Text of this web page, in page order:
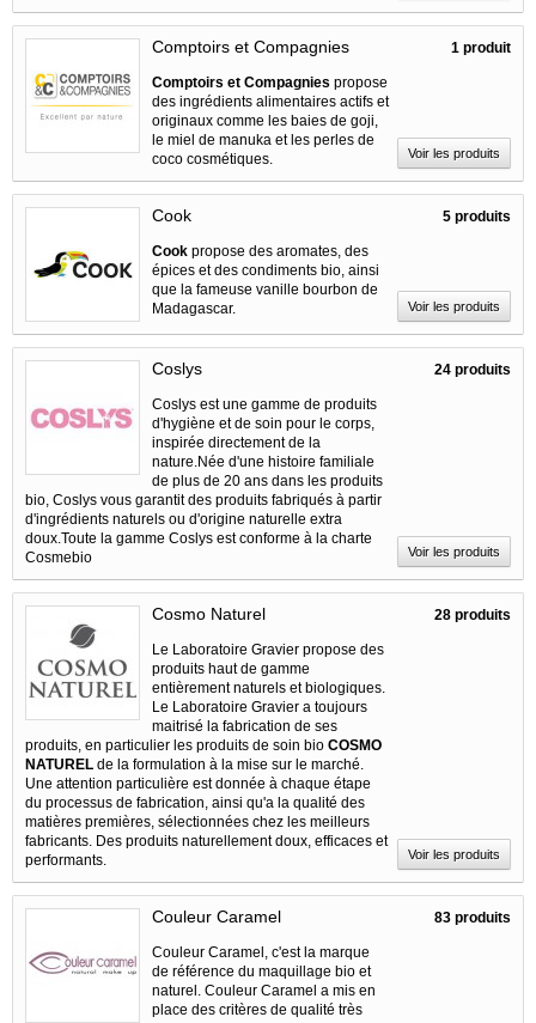
Comptoirs et Compagnies
Comptoirs et Compagnies propose
des ingrédients alimentaires actifs et
originaux comme les baies de goji,
le miel de manuka et les perles de
coco cosmétiques.
1 produit
Voir les produits
Cook
Cook propose des aromates, des
épices et des condiments bio, ainsi
que la fameuse vanille bourbon de
Madagascar.
5 produits
Voir les produits
Coslys
Coslys est une gamme de produits
d'hygiène et de soin pour le corps,
inspirée directement de la
nature.Née d'une histoire familiale
de plus de 20 ans dans les produits
bio, Coslys vous garantit des produits fabriqués à partir
d'ingrédients naturels ou d'origine naturelle extra
doux.Toute la gamme Coslys est conforme à la charte
Cosmebio
24 produits
Voir les produits
Cosmo Naturel
Le Laboratoire Gravier propose des
produits haut de gamme
entièrement naturels et biologiques.
Le Laboratoire Gravier a toujours
maitrisé la fabrication de ses
produits, en particulier les produits de soin bio COSMO
NATUREL de la formulation à la mise sur le marché.
Une attention particulière est donnée à chaque étape
du processus de fabrication, ainsi qu'a la qualité des
matières premières, sélectionnées chez les meilleurs
fabricants. Des produits naturellement doux, efficaces et
performants.
28 produits
Voir les produits
Couleur Caramel
Couleur Caramel, c'est la marque
de référence du maquillage bio et
naturel. Couleur Caramel a mis en
place des critères de qualité très
83 produits